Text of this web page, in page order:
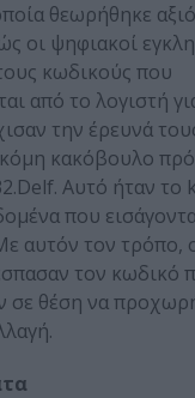
θεωρήθηκε
οι ψηφιακοί
κωδικούς που
από το λογιστή
την έρευνά
κακόβουλο
Αυτό ήταν το
που
αυτόν τον τρόπο,
τον κωδικό
σε θέση να